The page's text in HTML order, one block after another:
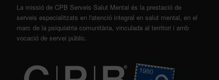
La missió de CPB Serveis Salut Mental és la prestació de
serveis especialitzats en l'atenció integral en salut mental, en el
marc de la psiquiatria comunitària, vinculada al territori i amb
vocació de servei públic.